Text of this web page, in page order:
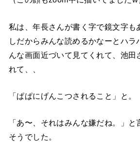
私は、年長さんが書く字で鏡文字も
しだからみんな読めるかなーとハラ
んな画面近づいて見てくれて、池田
れて、、
「ぱぱにげんこつされること」と。
「あ〜、それはみんな嫌だね。」
そうでした。